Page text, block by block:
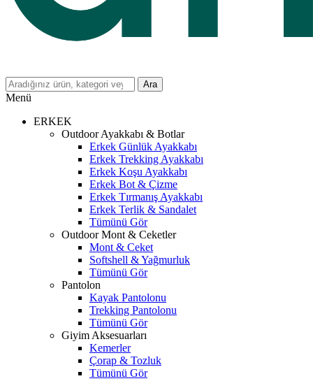
Ara
Menü
ERKEK
Outdoor Ayakkabı & Botlar
Erkek Günlük Ayakkabı
Erkek Trekking Ayakkabı
Erkek Koşu Ayakkabı
Erkek Bot & Çizme
Erkek Tırmanış Ayakkabı
Erkek Terlik & Sandalet
Tümünü Gör
Outdoor Mont & Ceketler
Mont & Ceket
Softshell & Yağmurluk
Tümünü Gör
Pantolon
Kayak Pantolonu
Trekking Pantolonu
Tümünü Gör
Giyim Aksesuarları
Kemerler
Çorap & Tozluk
Tümünü Gör